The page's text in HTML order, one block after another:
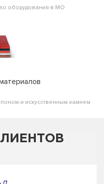
оборудования в МО
и искусственным камнем